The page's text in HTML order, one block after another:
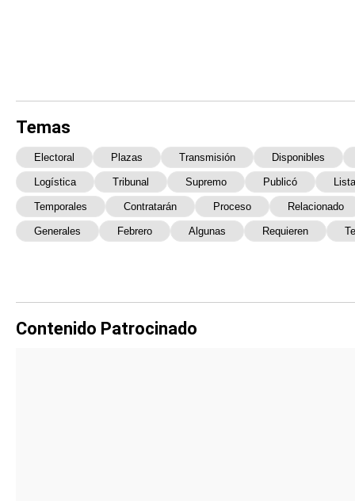
Temas
Electoral Plazas Transmisión Disponibles
Logística Tribunal Supremo Publicó
Temporales Contratarán Proceso Relacionado
Generales Febrero Algunas Requieren
Contenido Patrocinado